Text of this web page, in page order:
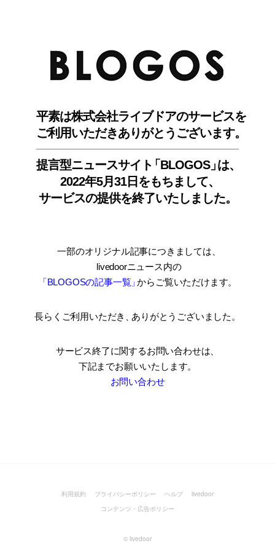
平素は株式会社ライブドアのサービスを
ご利用いただきありがとうございます。
提言型ニュースサイ ト「BLOGOS」は、
2022年5月31日をもちまして、
サービスの提供を終了いたしました。
一部のオリジナル記事につきましては
livedoorニュース内の
「BLOGOSの記事一覧」からご覧いただけます。
長らくご利用いただき ありがとうございました。
サービス終了に関するお問い合わせは、
下記までお願いいたします。
お問い合わせ
利用規約 プライバシーポリシー ヘルプ
livedoor
コンテンツ・広告ポリシー
© livedoor